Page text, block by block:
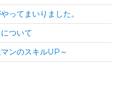
ってまいりました。
ついて
ンのスキルUP～